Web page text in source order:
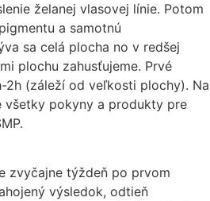
želanej vlasovej línie. Potom
a samotnú
sa celá plocha no v redšej
plochu zahusťujeme. Prvé
2h (záleží od veľkosti plochy). Na
všetky pokyny a produkty pre
zvyčajne týždeň po prvom
výsledok, odtieň